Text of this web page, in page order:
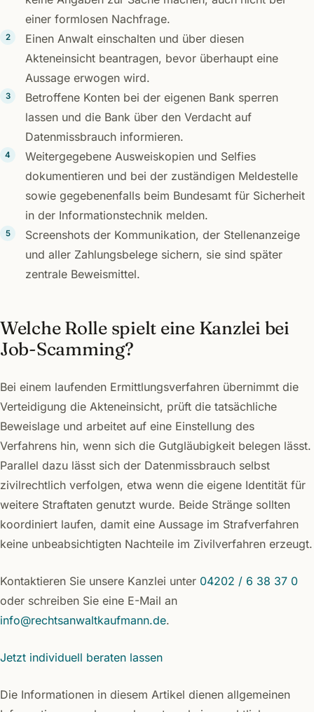
einer formlosen Nachfrage.
Einen Anwalt einschalten und über diesen
Akteneinsicht beantragen, bevor überhaupt eine
Aussage erwogen wird.
Betroffene Konten bei der eigenen Bank sperren
lassen und die Bank über den Verdacht auf
Datenmissbrauch informieren.
Weitergegebene Ausweiskopien und Selfies
dokumentieren und bei der zuständigen Meldestelle
sowie gegebenenfalls beim Bundesamt für Sicherheit
in der Informationstechnik melden.
Screenshots der Kommunikation, der Stellenanzeige
und aller Zahlungsbelege sichern, sie sind später
zentrale Beweismittel.
Welche Rolle spielt eine Kanzlei bei
Job-Scamming?
Bei einem laufenden Ermittlungsverfahren übernimmt die
Verteidigung die Akteneinsicht, prüft die tatsächliche
Beweislage und arbeitet auf eine Einstellung des
Verfahrens hin, wenn sich die Gutgläubigkeit belegen lässt.
Parallel dazu lässt sich der Datenmissbrauch selbst
zivilrechtlich verfolgen, etwa wenn die eigene Identität für
weitere Straftaten genutzt wurde. Beide Stränge sollten
koordiniert laufen, damit eine Aussage im Strafverfahren
keine unbeabsichtigten Nachteile im Zivilverfahren erzeugt.
Kontaktieren Sie unsere Kanzlei unter 04202 / 6 38 37 0
oder schreiben Sie eine E-Mail an
info@rechtsanwaltkaufmann.de.
Jetzt individuell beraten lassen
Die Informationen in diesem Artikel dienen allgemeinen